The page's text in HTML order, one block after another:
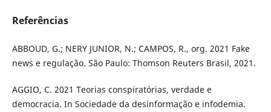
Referências
ABBOUD, G.; NERY JUNIOR, N.; CAMPOS, R., org. 2021 Fake
news e regulação. São Paulo: Thomson Reuters Brasil, 2021.
AGGIO, C. 2021 Teorias conspiratórias, verdade e
democracia. In Sociedade da desinformação e infodemia.